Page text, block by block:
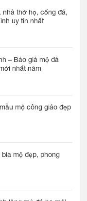
thờ họ, cổng đá,
uy tín nhất
– Báo giá mộ đá
nhất năm
mộ công giáo đẹp
mộ đẹp, phong